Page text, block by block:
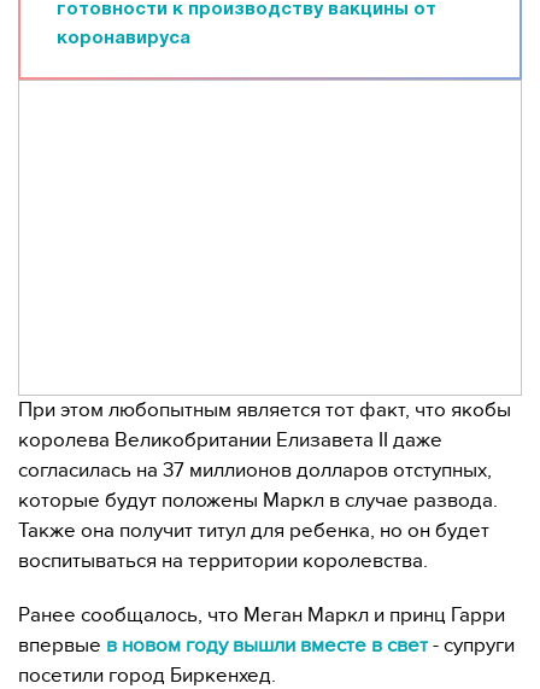
готовности к производству вакцины от
коронавируса
При этом любопытным является тот факт, что якобы
королева Великобритании Елизавета ІІ даже
согласилась на 37 миллионов долларов отступных,
которые будут положены Маркл в случае развода.
Также она получит титул для ребенка, но он будет
воспитываться на территории королевства.
Ранее сообщалось, что Меган Маркл и принц Гарри
впервые в новом году вышли вместе в свет- супруги
посетили город Биркенхед.